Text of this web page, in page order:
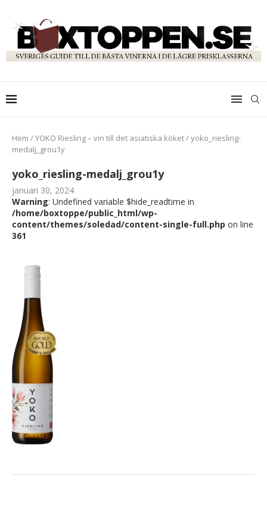
Hem /YOKO Riesling – vin till det asiatiska köket/yoko_riesling-
medalj_grou1y
yoko_riesling-medalj_grou1y
januari 30, 2024
Warning: Undefined variable $hide_readtime in
/home/boxtoppe/public_html/wp-
content/themes/soledad/content-single-full.php on line
361